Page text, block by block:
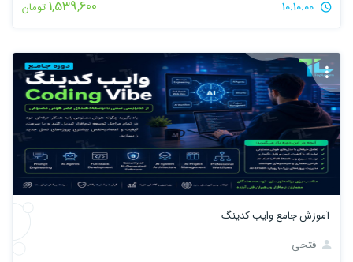
1,539,600تومان
آموزش جامع وایب کدینگ
فتحی